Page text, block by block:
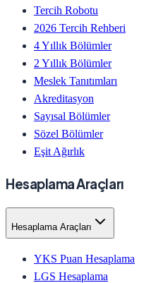
Tercih Robotu
2026 Tercih Rehberi
4 Yıllık Bölümler
2 Yıllık Bölümler
Meslek Tanıtımları
Akreditasyon
Sayısal Bölümler
Sözel Bölümler
Eşit Ağırlık
Hesaplama Araçları
Hesaplama Araçları
YKS Puan Hesaplama
LGS Hesaplama